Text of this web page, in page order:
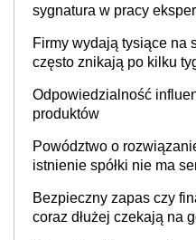
sygnatura w pracy
Firmy wydają tysiące na
często znikają po kilku
Odpowiedzialność
produktów
Powództwo o
istnienie spółki nie ma
Bezpieczny zapas czy
coraz dłużej czekają na